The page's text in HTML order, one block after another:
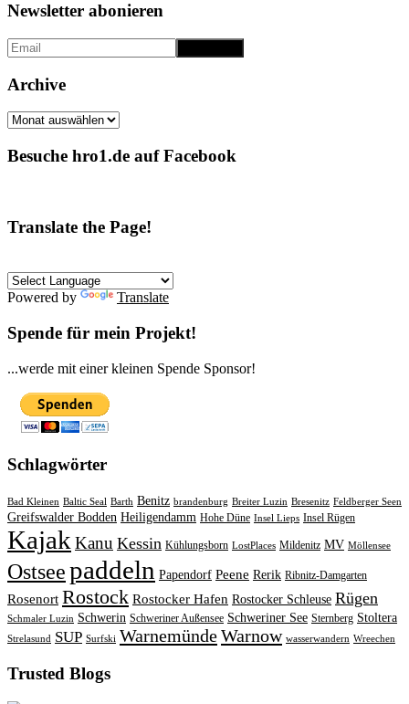
Newsletter abonieren
Archive
Archive
Besuche hro1.de auf Facebook
Translate the Page!
Powered by Translate
Spende für mein Projekt!
...werde mit einer kleinen Spende Sponsor!
Schlagwörter
Bad Kleinen Baltic Seal Barth Benitz brandenburg Breiter Luzin Bresenitz Feldberger Seen
Greifswalder Bodden Heiligendamm Hohe Düne Insel Lieps Insel Rügen
Kajak Kanu Kessin Kühlungsborn LostPlaces Mildenitz MV Möllensee
Ostseepaddeln Papendorf Peene Rerik Ribnitz-Damgarten
Rosenort Rostock Rostocker Hafen Rostocker Schleuse Rügen
Schmaler Luzin Schwerin Schweriner Außensee Schweriner See Sternberg Stoltera
Strelasund SUP Surfski WarnemündeWarnow wasserwandern Wreechen
Trusted Blogs